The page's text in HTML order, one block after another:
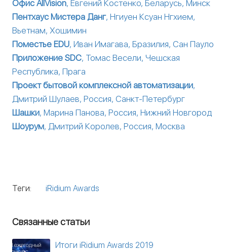
Офис AllVision, Евгений Костенко, Беларусь, Минск
Пентхауc Мистера Данг, Нгиуен Ксуан Нгхием,
Вьетнам, Хошимин
Поместье EDU, Иван Имагава, Бразилия, Сан Пауло
Приложение SDC, Томас Весели, Чешская
Республика, Прага
Проект бытовой комплексной автоматизации,
Дмитрий Шулаев, Россия, Санкт-Петербург
Шашки, Марина Панова, Россия, Нижний Новгород
Шоурум, Дмитрий Королев, Россия, Москва
Теги: iRidium Awards
Связанные статьи
Итоги iRidium Awards 2019